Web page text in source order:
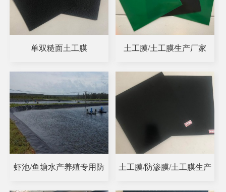
单双糙面土工膜 土工膜/土工膜生产厂家
虾池/鱼塘水产养殖专用防 土工膜/防渗膜/土工膜生产